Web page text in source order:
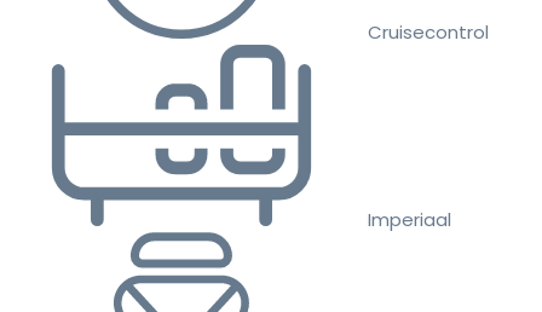
Cruisecontrol
Imperiaal